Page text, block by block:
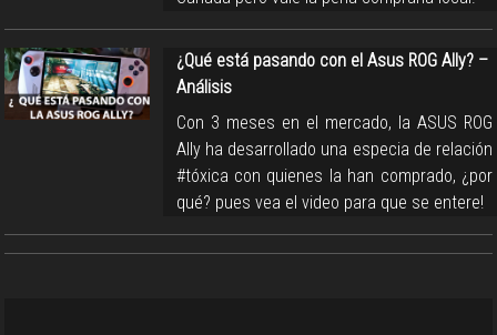
¿Qué está pasando con el Asus ROG Ally? –
Análisis
Con 3 meses en el mercado, la ASUS ROG
Ally ha desarrollado una especia de relación
#tóxica con quienes la han comprado, ¿por
qué? pues vea el video para que se entere!